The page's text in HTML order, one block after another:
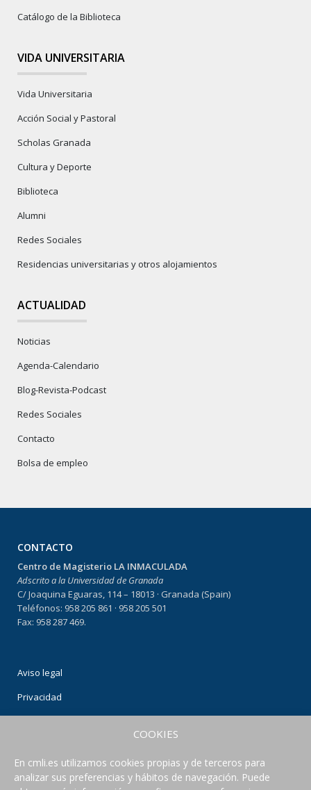
COOKIES
En cmli.es utilizamos cookies propias y de terceros para
analizar sus preferencias y hábitos de navegación. Puede
Catálogo de la Biblioteca
VIDA UNIVERSITARIA
Vida Universitaria
Acción Social y Pastoral
Scholas Granada
Cultura y Deporte
Biblioteca
Alumni
Redes Sociales
Residencias universitarias y otros alojamientos
ACTUALIDAD
Noticias
Agenda-Calendario
Blog-Revista-Podcast
Redes Sociales
Contacto
Bolsa de empleo
CONTACTO
Centro de Magisterio LA INMACULADA
Adscrito a la Universidad de Granada
C/ Joaquina Eguaras, 114 – 18013 · Granada (Spain)
Teléfonos: 958 205 861 · 958 205 501
Fax: 958 287 469.
Aviso legal
Privacidad
CONECTA CON NOSOTROS